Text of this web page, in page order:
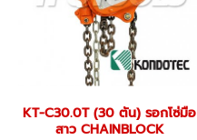
KT-C30.0T (30 ตัน) รอกโซ่มือ
สาว CHAINBLOCK